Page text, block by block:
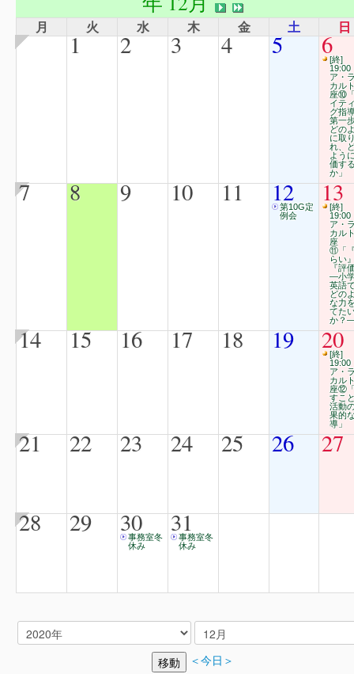
月 火 水 木 金 土 日
1 2 3 4 5 6[終]
19:00
ア・
カル
座⑩
イテ
グ指
第一
どの
に取
れ、
よう
価す
か」
7 8 9 10 11 12
第10G定
例会
13
[終]
19:00
ア・
カル
座
⑪「
らい
『評
―小
英語
どの
な力
てた
か？
14 15 16 17 18 19 20
[終]
19:00
ア・
カル
座⑫
すこ
活動
果的
導」
21 22 23 24 25 26 27
28 29 30
事務室冬
休み
31
事務室冬
休み
＜今日＞